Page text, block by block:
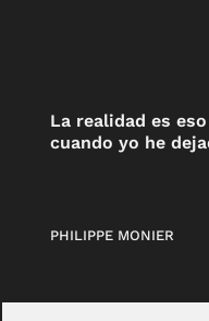
La realidad es
cuando yo he
PHILIPPE MONIER